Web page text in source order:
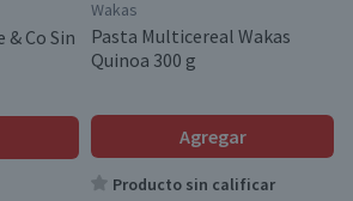
& Co Sin
Wakas
Pasta Multicereal Wakas
Quinoa 300 g
Agregar
Producto sin calificar